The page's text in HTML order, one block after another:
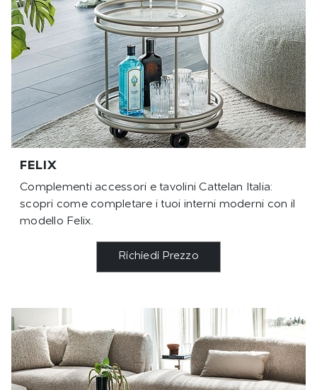
FELIX
Complementi accessori e tavolini Cattelan Italia:
scopri come completare i tuoi interni moderni con il
modello Felix.
Richiedi Prezzo